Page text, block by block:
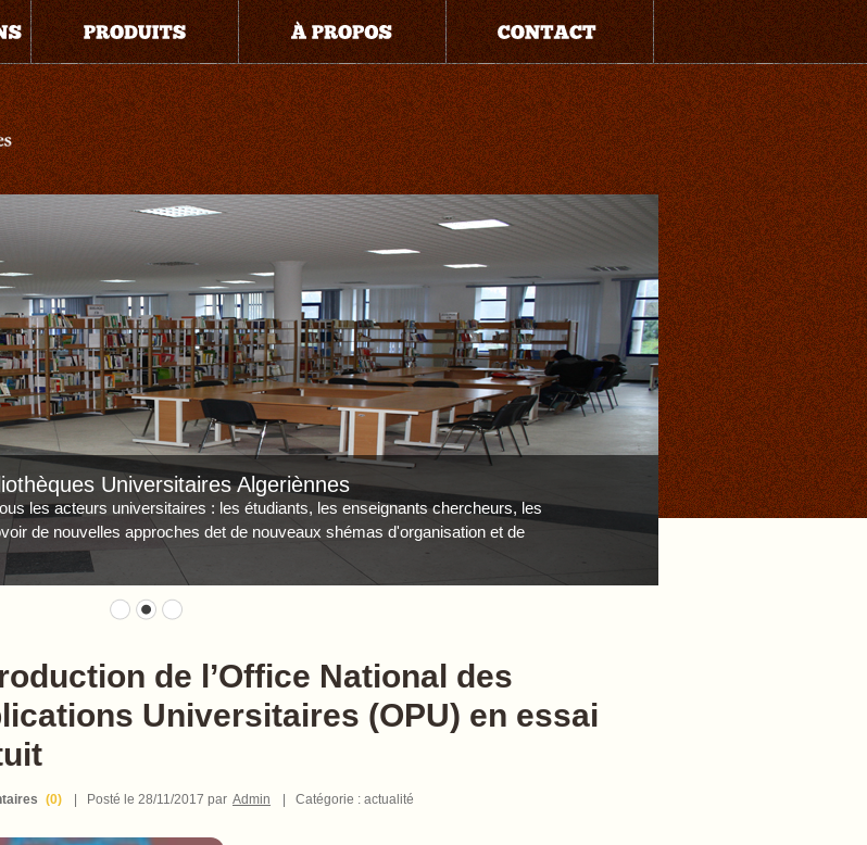
Universitaires Algeriènnes
les acteurs universitaires : les étudiants, les enseignants chercheurs, les
de nouvelles approches det de nouveaux shémas d'organisation et de
de l’Office National des
Universitaires (OPU) en essai
(0) | Posté le 28/11/2017 par Admin | Catégorie : actualité